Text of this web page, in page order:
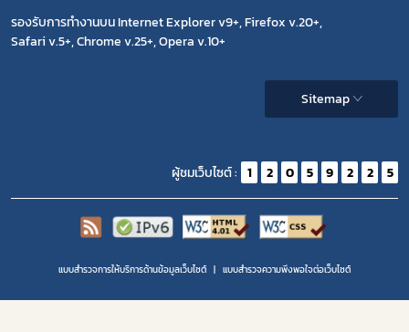
รองรับการทำงานบน Internet Explorer v9+, Firefox v.20+,
Safari v.5+, Chrome v.25+, Opera v.10+
Sitemap
ผู้ชมเว็บไซต์ : 1 2 0 5 9 2 2 5
แบบสำรวจการให้บริการด้านข้อมูลเว็บไซต์ แบบสำรวจความพีงพอใจต่อเว็บไซต์